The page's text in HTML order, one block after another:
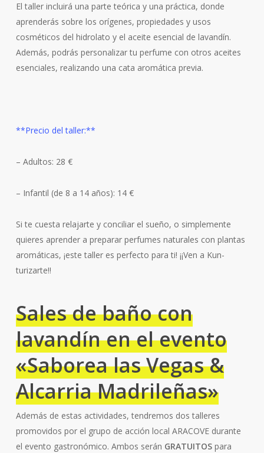
El taller incluirá una parte teórica y una práctica, donde
aprenderás sobre los orígenes, propiedades y usos
cosméticos del hidrolato y el aceite esencial de lavandín.
Además, podrás personalizar tu perfume con otros aceites
esenciales, realizando una cata aromática previa.
**Precio del taller:**
– Adultos: 28 €
– Infantil (de 8 a 14 años): 14 €
Si te cuesta relajarte y conciliar el sueño, o simplemente
quieres aprender a preparar perfumes naturales con plantas
aromáticas, ¡este taller es perfecto para ti! ¡¡Ven a Kun-
turizarte!!
Sales de baño con
lavandín en el evento
«Saborea las Vegas &
Alcarria Madrileñas»
Además de estas actividades, tendremos dos talleres
promovidos por el grupo de acción local ARACOVE durante
el evento gastronómico. Ambos serán GRATUITOSpara